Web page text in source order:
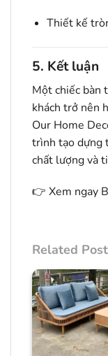
Thiết kế
5. Kết luận
Một chiếc bàn
khách trở nên
Our Home
trình tạo dựng
chất lượng và
👉 Xem ngay
Related